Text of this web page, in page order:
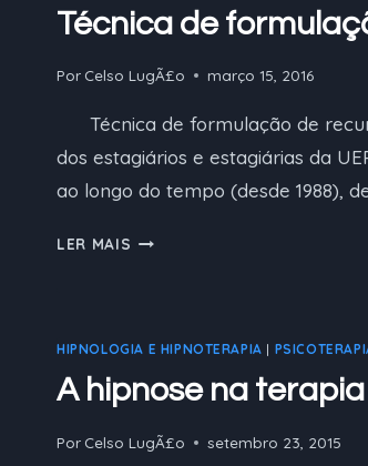
LEIGOS
SOBRE
E
CASO
DE
DE
Técnica de
Por Celso LugÃ£o março 15, 2016
Técnica de formulação de
dos estagiários e estagiárias da
ao longo do tempo (desde 1988),
LER MAIS TÉCNICA
RECURSOS
HIPNOLOGIA E HIPNOTERAPIA |
A hipnose na
Por Celso LugÃ£o setembro 23, 2015